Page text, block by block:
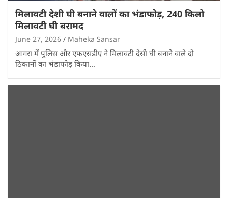
मिलावटी देशी घी बनाने वालों का भंडाफोड़, 240 किलो
मिलावटी घी बरामद
June 27, 2026 Maheka Sansar
आगरा में पुलिस और एफएसडीए ने मिलावटी देसी घी बनाने वाले दो
ठिकानों का भंडाफोड़ किया…